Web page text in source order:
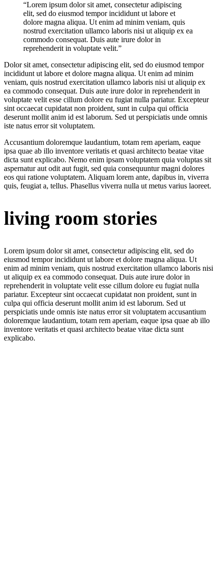
“Lorem ipsum dolor sit amet, consectetur adipiscing
elit, sed do eiusmod tempor incididunt ut labore et
dolore magna aliqua. Ut enim ad minim veniam, quis
nostrud exercitation ullamco laboris nisi ut aliquip ex ea
commodo consequat. Duis aute irure dolor in
reprehenderit in voluptate velit.”
Dolor sit amet, consectetur adipiscing elit, sed do eiusmod tempor
incididunt ut labore et dolore magna aliqua. Ut enim ad minim
veniam, quis nostrud exercitation ullamco laboris nisi ut aliquip ex
ea commodo consequat. Duis aute irure dolor in reprehenderit in
voluptate velit esse cillum dolore eu fugiat nulla pariatur. Excepteur
sint occaecat cupidatat non proident, sunt in culpa qui officia
deserunt mollit anim id est laborum. Sed ut perspiciatis unde omnis
iste natus error sit voluptatem.
Accusantium doloremque laudantium, totam rem aperiam, eaque
ipsa quae ab illo inventore veritatis et quasi architecto beatae vitae
dicta sunt explicabo. Nemo enim ipsam voluptatem quia voluptas sit
aspernatur aut odit aut fugit, sed quia consequuntur magni dolores
eos qui ratione voluptatem. Aliquam lorem ante, dapibus in, viverra
quis, feugiat a, tellus. Phasellus viverra nulla ut metus varius laoreet.
living room stories
Lorem ipsum dolor sit amet, consectetur adipiscing elit, sed do
eiusmod tempor incididunt ut labore et dolore magna aliqua. Ut
enim ad minim veniam, quis nostrud exercitation ullamco laboris nisi
ut aliquip ex ea commodo consequat. Duis aute irure dolor in
reprehenderit in voluptate velit esse cillum dolore eu fugiat nulla
pariatur. Excepteur sint occaecat cupidatat non proident, sunt in
culpa qui officia deserunt mollit anim id est laborum. Sed ut
perspiciatis unde omnis iste natus error sit voluptatem accusantium
doloremque laudantium, totam rem aperiam, eaque ipsa quae ab illo
inventore veritatis et quasi architecto beatae vitae dicta sunt
explicabo.